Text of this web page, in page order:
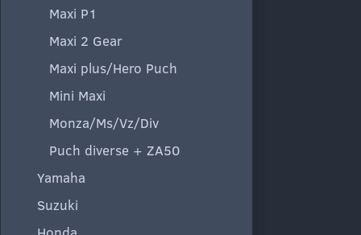
Maxi P1
Maxi 2 Gear
Maxi plus/Hero Puch
Mini Maxi
Monza/Ms/Vz/Div
Puch diverse + ZA50
Yamaha
Suzuki